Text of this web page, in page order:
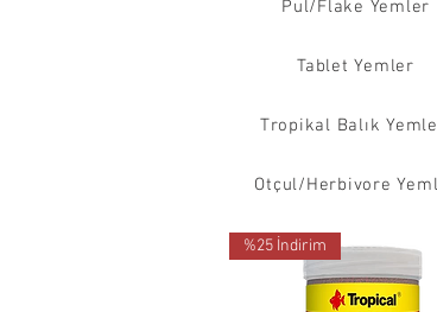
Pul/Flake Yemler
Tablet Yemler
Tropikal Balık
Otçul/Herbivore
%25 İndirim